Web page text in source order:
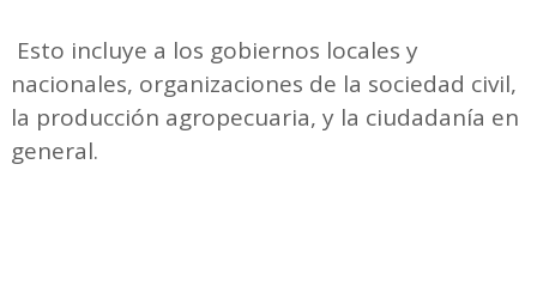
Esto incluye a los gobiernos locales y
nacionales, organizaciones de la sociedad civil,
la producción agropecuaria, y la ciudadanía en
general.